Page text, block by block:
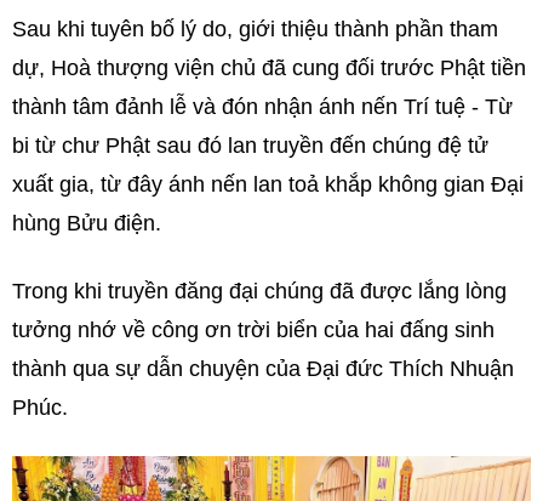
Sau khi tuyên bố lý do, giới thiệu thành phần tham
dự, Hoà thượng viện chủ đã cung đối trước Phật tiền
thành tâm đảnh lễ và đón nhận ánh nến Trí tuệ - Từ
bi từ chư Phật sau đó lan truyền đến chúng đệ tử
xuất gia, từ đây ánh nến lan toả khắp không gian Đại
hùng Bửu điện.
Trong khi truyền đăng đại chúng đã được lắng lòng
tưởng nhớ về công ơn trời biển của hai đấng sinh
thành qua sự dẫn chuyện của Đại đức Thích Nhuận
Phúc.